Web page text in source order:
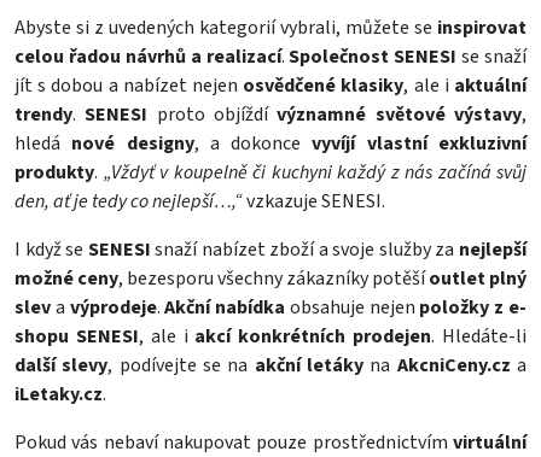
Abyste si z uvedených kategorií vybrali, můžete se inspirovat
celou řadou návrhů a realizací.Společnost SENESI se snaží
jít s dobou a nabízet nejen osvědčené klasiky, ale i aktuální
trendy.SENESI proto objíždívýznamné světové výstavy,
hledá nové designy, a dokoncevyvíjí vlastní exkluzivní
produkty. „Vždyť v koupelně či kuchyni každý z nás začíná svůj
den, ať je tedy co nejlepší…,“vzkazuje SENESI.
I když se SENESIsnaží nabízet zboží a svoje služby za nejlepší
možné ceny, bezesporu všechny zákazníky potěšíoutlet plný
sleva výprodeje.Akční nabídka obsahuje nejen položky z e-
shopu SENESI, ale i akcí konkrétních prodejen. Hledáte-li
další slevy, podívejte se na akční letáky na AkcniCeny.cz a
iLetaky.cz.
Pokud vás nebaví nakupovat pouze prostřednictvím virtuální